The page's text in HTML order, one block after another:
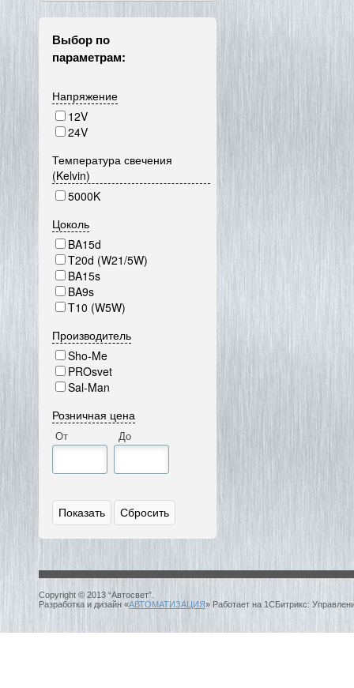
Выбор по
параметрам:
Напряжение
12V
24V
Температура свечения
(Kelvin)
5000K
Цоколь
BA15d
T20d (W21/5W)
BA15s
BA9s
T10 (W5W)
Производитель
Sho-Me
PROsvet
Sal-Man
Розничная цена
От До
Copyright © 2013 “Автосвет”.
Разработка и дизайн «АВТОМАТИЗАЦИЯ» Работает на 1СБитрикс: